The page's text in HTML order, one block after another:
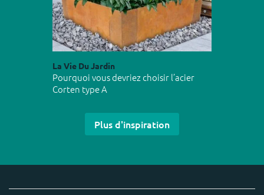
La Vie Du Jardin
Pourquoi vous devriez choisir l’acier
Corten type A
Plus d'inspiration